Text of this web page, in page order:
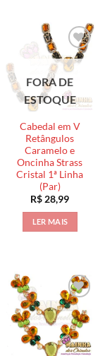
FORA DE
ESTOQUE
Cabedal em V
Retângulos
Caramelo e
Oncinha Strass
Cristal 1ª Linha
(Par)
R$ 28,99
LER MAIS